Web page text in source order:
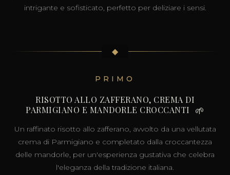
intrigante e sofisticato, perfetto per deliziare i sensi.
◆
PRIMO
RISOTTO ALLO ZAFFERANO, CREMA DI
PARMIGIANO E MANDORLE CROCCANTI
🌱
Un raffinato risotto allo zafferano, avvolto da una vellutata
crema di Parmigiano e completato dalla croccantezza
delle mandorle, per un'esperienza gustativa che celebra
l'eleganza della tradizione italiana.